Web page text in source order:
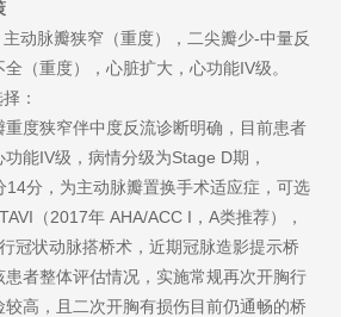
脉瓣狭窄（重度），二尖瓣少-中量反
（重度），心脏扩大，心功能IV级。
：
度狭窄伴中度反流诊断明确，目前患者
能IV级，病情分级为Stage D期，
14分，为主动脉瓣置换手术适应症，可选
（2017年 AHA/ACC I，A类推荐），
冠状动脉搭桥术，近期冠脉造影提示桥
患者整体评估情况，实施常规再次开胸行
较高，且二次开胸有损伤目前仍通畅的桥